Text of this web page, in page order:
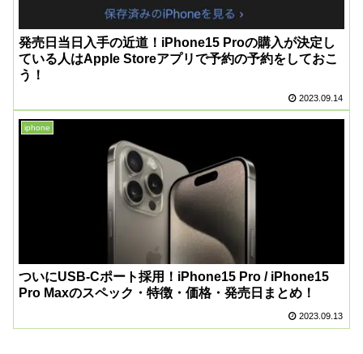
発売日当日入手の近道！iPhone15 Proの購入が決定し
ている人はApple Storeアプリで予約の予約をしておこ
う！
2023.09.14
iphone
ついにUSB-Cポート採用！iPhone15 Pro / iPhone15
Pro Maxのスペック・特徴・価格・発売日まとめ！
2023.09.13